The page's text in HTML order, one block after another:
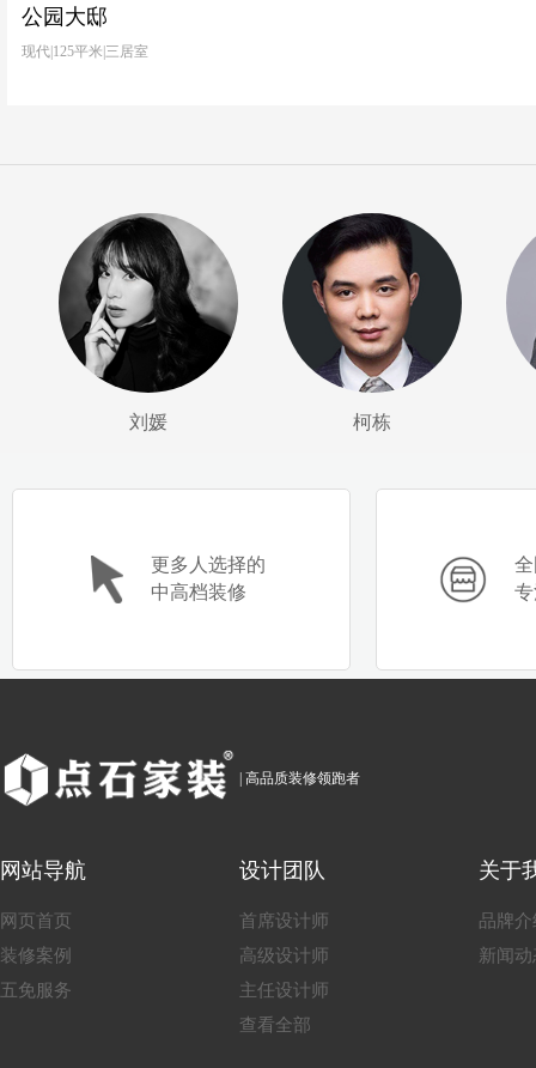
公园大邸
现代|125平米|三居室
刘媛 柯栋
更多人选择的
中高档装修
| 高品质装修领跑者
网站导航
网页首页
装修案例
五免服务
设计团队
首席设计师
高级设计师
主任设计师
查看全部
关于
品牌介
新闻动